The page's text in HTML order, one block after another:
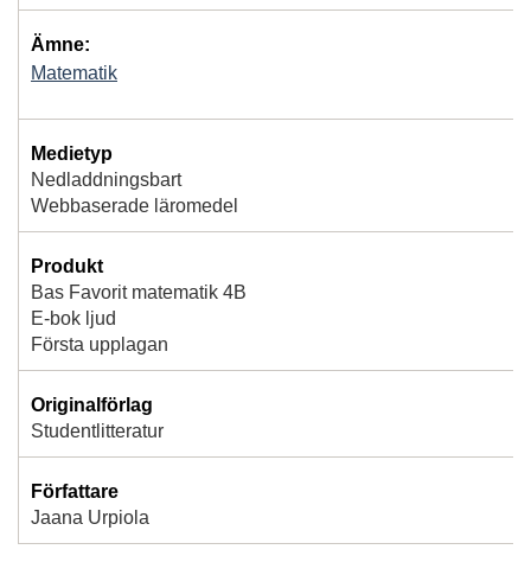
Ämne:
Matematik
Medietyp
Nedladdningsbart
Webbaserade läromedel
Produkt
Bas Favorit matematik 4B
E-bok ljud
Första upplagan
Originalförlag
Studentlitteratur
Författare
Jaana Urpiola